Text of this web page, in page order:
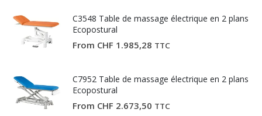
C3548 Table de massage électrique en 2 plans
Ecopostural
From CHF 1.985,28 TTC
C7952 Table de massage électrique en 2 plans
Ecopostural
From CHF 2.673,50 TTC